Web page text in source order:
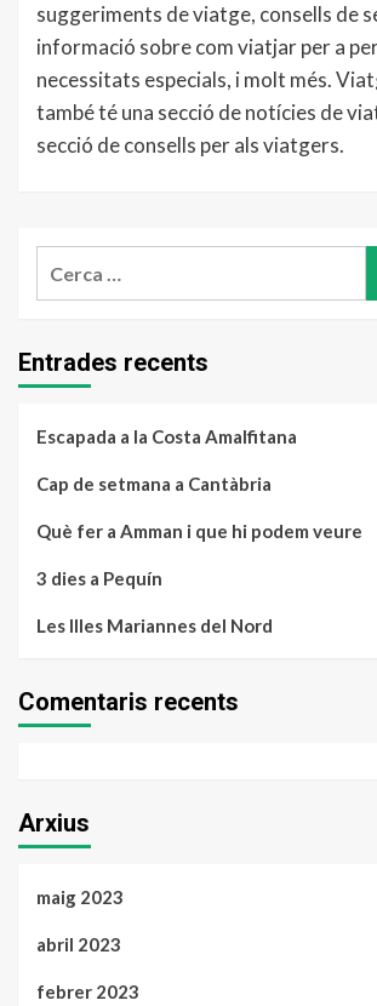
suggeriments de viatge, consells de
informació sobre com viatjar per a
necessitats especials, i molt més.
també té una secció de notícies de
secció de consells per als viatgers.
Entrades recents
Escapada a la Costa Amalfitana
Cap de setmana a Cantàbria
Què fer a Amman i que hi podem veure
3 dies a Pequín
Les Illes Mariannes del Nord
Comentaris recents
Arxius
maig 2023
abril 2023
febrer 2023